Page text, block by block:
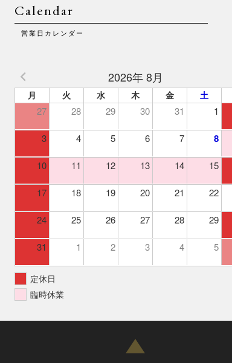
Calendar
営業日カレンダー
2026年 8月
月 火 水 木 金 土
27 28 29 30 31 1
3 4 5 6 7 8
10 11 12 13 14 15
17 18 19 20 21 22
24 25 26 27 28 29
31 1 2 3 4 5
定休日
臨時休業